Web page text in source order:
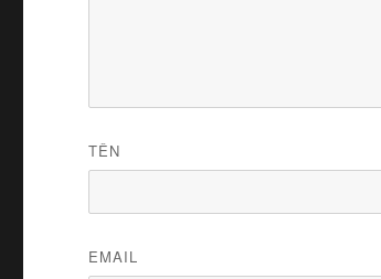
TÊN
EMAIL